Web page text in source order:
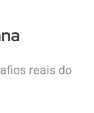
reais do